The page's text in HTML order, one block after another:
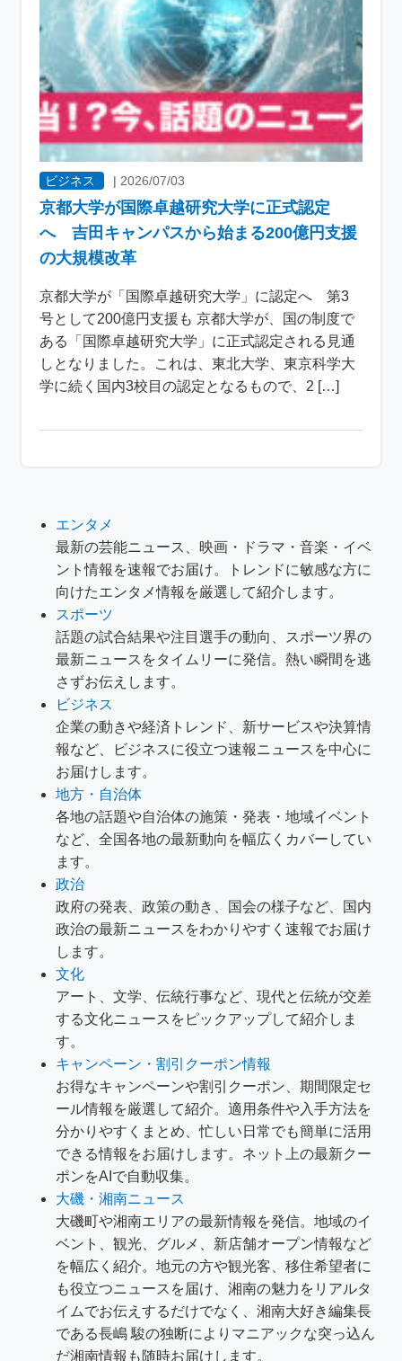
ビジネス | 2026/07/03
京都大学が国際卓越研究大学に正式認定
へ 吉田キャンパスから始まる200億円支援
の大規模改革
京都大学が「国際卓越研究大学」に認定へ 第3
号として200億円支援も 京都大学が、国の制度で
ある「国際卓越研究大学」に正式認定される見通
しとなりました。これは、東北大学、東京科学大
学に続く国内3校目の認定となるもので、2 […]
エンタメ
最新の芸能ニュース、映画・ドラマ・音楽・イベ
ント情報を速報でお届け。トレンドに敏感な方に
向けたエンタメ情報を厳選して紹介します。
スポーツ
話題の試合結果や注目選手の動向、スポーツ界の
最新ニュースをタイムリーに発信。熱い瞬間を逃
さずお伝えします。
ビジネス
企業の動きや経済トレンド、新サービスや決算情
報など、ビジネスに役立つ速報ニュースを中心に
お届けします。
地方・自治体
各地の話題や自治体の施策・発表・地域イベント
など、全国各地の最新動向を幅広くカバーしてい
ます。
政治
政府の発表、政策の動き、国会の様子など、国内
政治の最新ニュースをわかりやすく速報でお届け
します。
文化
アート、文学、伝統行事など、現代と伝統が交差
する文化ニュースをピックアップして紹介しま
す。
キャンペーン・割引クーポン情報
お得なキャンペーンや割引クーポン、期間限定セ
ール情報を厳選して紹介。適用条件や入手方法を
分かりやすくまとめ、忙しい日常でも簡単に活用
できる情報をお届けします。ネット上の最新クー
ポンをAIで自動収集。
大磯・湘南ニュース
大磯町や湘南エリアの最新情報を発信。地域のイ
ベント、観光、グルメ、新店舗オープン情報など
を幅広く紹介。地元の方や観光客、移住希望者に
も役立つニュースを届け、湘南の魅力をリアルタ
イムでお伝えするだけでなく、湘南大好き編集長
である長嶋 駿の独断によりマニアックな突っ込ん
だ湘南情報も随時お届けします。